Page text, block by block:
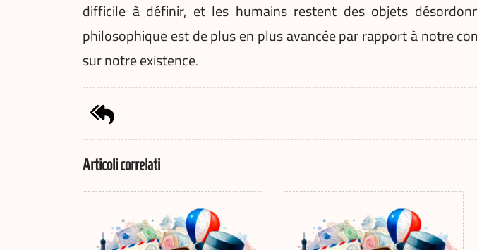
difficile à définir, et les humains restent des objets
philosophique est de plus en plus avancée par rapport à notre
sur notre existence.
Articoli correlati